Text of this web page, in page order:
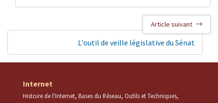
Article suivant
L'outil de veille législative du Sénat
Internet
Histoire de l'Internet Bases du Réseau Outils et Techniques